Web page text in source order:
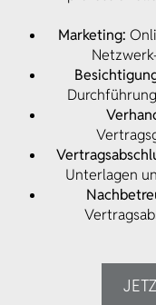
Marketing:
Unterlagen